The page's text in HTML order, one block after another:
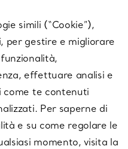
simili (“Cookie”),
per gestire e migliorare
effettuare analisi e
te contenuti
Per saperne di
e su come regolare le
momento, visita la